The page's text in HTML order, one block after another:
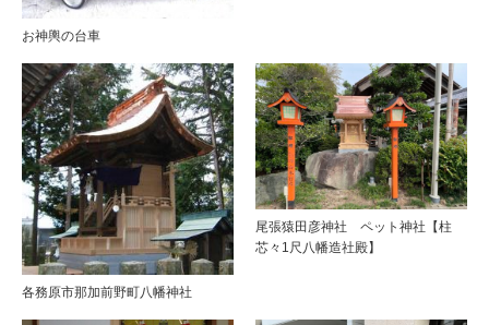
お神輿の台車
各務原市那加前野町八幡神社
尾張猿田彦神社 ペット神社【柱
芯々1尺八幡造社殿】